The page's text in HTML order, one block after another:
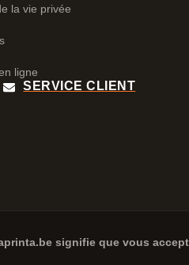
la vie privée
ligne
SERVICE CLIENT
signifie que vous